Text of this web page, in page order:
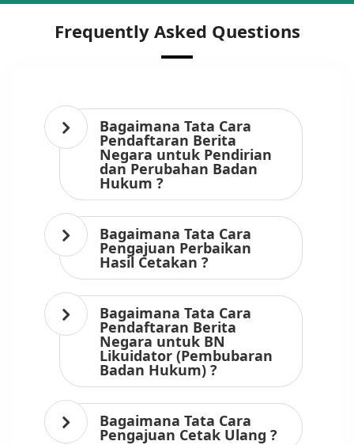
Frequently Asked Questions
Bagaimana Tata Cara
Pendaftaran Berita
Negara untuk Pendirian
dan Perubahan Badan
Hukum ?
Bagaimana Tata Cara
Pengajuan Perbaikan
Hasil Cetakan ?
Bagaimana Tata Cara
Pendaftaran Berita
Negara untuk BN
Likuidator (Pembubaran
Badan Hukum) ?
Bagaimana Tata Cara
Pengajuan Cetak Ulang ?